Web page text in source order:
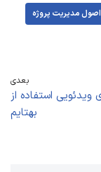
اصول مدیریت پروژه
بعدی
ویدئویی استفاده از
بهتایم